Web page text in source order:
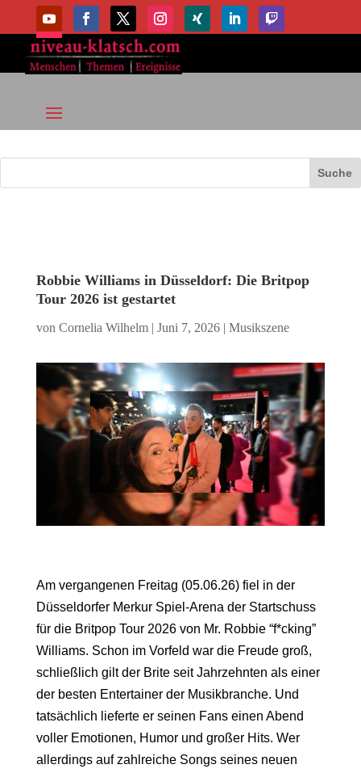
Robbie Williams in Düsseldorf: Die Britpop
Tour 2026 ist gestartet
von Cornelia Wilhelm| Juni 7, 2026| Musikszene
Am vergangenen Freitag (05.06.26) fiel in der
Düsseldorfer Merkur Spiel-Arena der Startschuss
für die Britpop Tour 2026 von Mr. Robbie “f*cking”
Williams. Schon im Vorfeld war die Freude groß,
schließlich gilt der Brite seit Jahrzehnten als einer
der besten Entertainer der Musikbranche. Und
tatsächlich lieferte er seinen Fans einen Abend
voller Emotionen, Humor und großer Hits. Wer
allerdings auf zahlreiche Songs seines neuen